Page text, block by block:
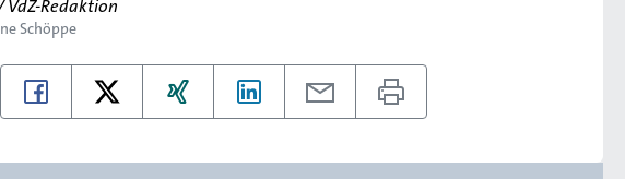
Redaktion
Schöppe